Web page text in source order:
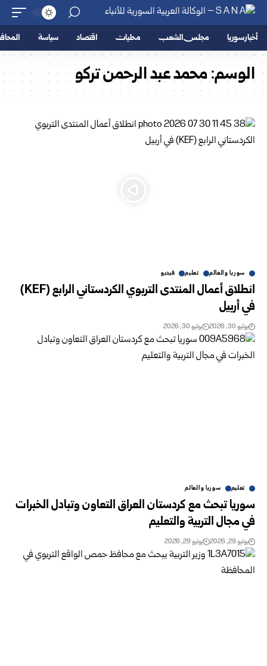
أخبار سوريا مجلس الشعب محليات اقتصاد سياسة
الوسم:محمد عبد الرحمن تركو
سوريا والعالم تعليم فيديو
انطلاق أعمال المنتدى التربوي الكردستاني الرابع (KEF)
في أربيل
يوليو 30, 2026 يوليو 30, 2026
تعليم سوريا والعالم
سوريا تبحث مع كردستان العراق التعاون وتبادل الخبرات
في مجال التربية والتعليم ‏
يوليو 29, 2026 يوليو 29, 2026